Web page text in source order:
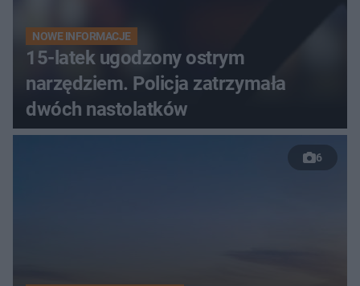
NOWE INFORMACJE
15-latek ugodzony ostrym
narzędziem. Policja zatrzymała
dwóch nastolatków
6